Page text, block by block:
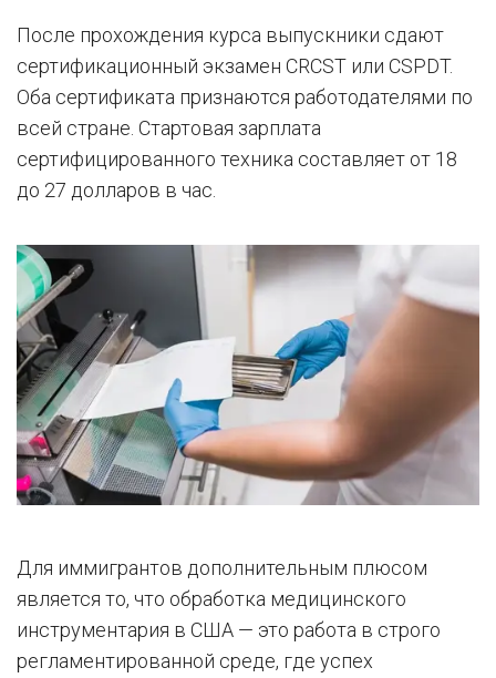
После прохождения курса выпускники сдают
сертификационный экзамен CRCST или CSPDT.
Оба сертификата признаются работодателями по
всей стране. Стартовая зарплата
сертифицированного техника составляет от 18
до 27 долларов в час.
Для иммигрантов дополнительным плюсом
является то, что обработка медицинского
инструментария в США — это работа в строго
регламентированной среде, где успех